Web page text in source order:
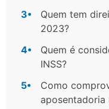
3•
Quem tem
2023?
4•
Quem é
INSS?
5•
Como
aposentadoria